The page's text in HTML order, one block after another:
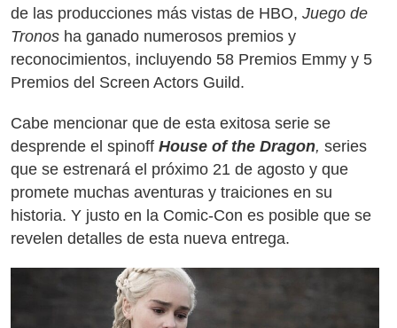
de las producciones más vistas de HBO, Juego de
Tronos ha ganado numerosos premios y
reconocimientos, incluyendo 58 Premios Emmy y 5
Premios del Screen Actors Guild.
Cabe mencionar que de esta exitosa serie se
desprende el spinoff House of the Dragon, series
que se estrenará el próximo 21 de agosto y que
promete muchas aventuras y traiciones en su
historia. Y justo en la Comic-Con es posible que se
revelen detalles de esta nueva entrega.